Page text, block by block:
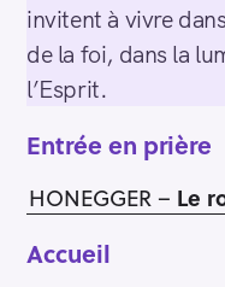
invitent à vivre
de la foi, dans la
l’Esprit.
Entrée en prière
HONEGGER – Le
Accueil